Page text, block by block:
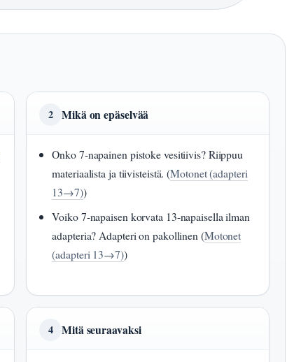
2 Mikä on epäselvää
Onko 7-napainen pistoke vesitiivis? Riippuu
materiaalista ja tiivisteistä. (Motonet (adapteri
13→7))
Voiko 7-napaisen korvata 13-napaisella ilman
adapteria? Adapteri on pakollinen (Motonet
(adapteri 13→7))
4 Mitä seuraavaksi